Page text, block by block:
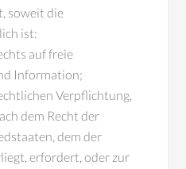
soweit die
ist:
auf freie
Information;
Verpflichtung,
dem Recht der
dem der
erfordert, oder zur